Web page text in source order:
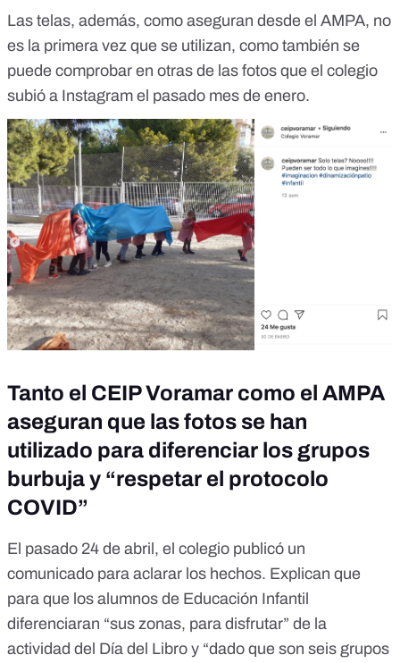
Las telas, además, como aseguran desde el AMPA, no
es la primera vez que se utilizan, como también se
puede comprobar en otras de las fotos que el colegio
subió a Instagram el pasado mes de enero.
Tanto el CEIP Voramar como el AMPA
aseguran que las fotos se han
utilizado para diferenciar los grupos
burbuja y “respetar el protocolo
COVID”
El pasado 24 de abril, el colegio publicó un
comunicado para aclarar los hechos. Explican que
para que los alumnos de Educación Infantil
diferenciaran “sus zonas, para disfrutar” de la
actividad del Día del Libro y “dado que son seis grupos